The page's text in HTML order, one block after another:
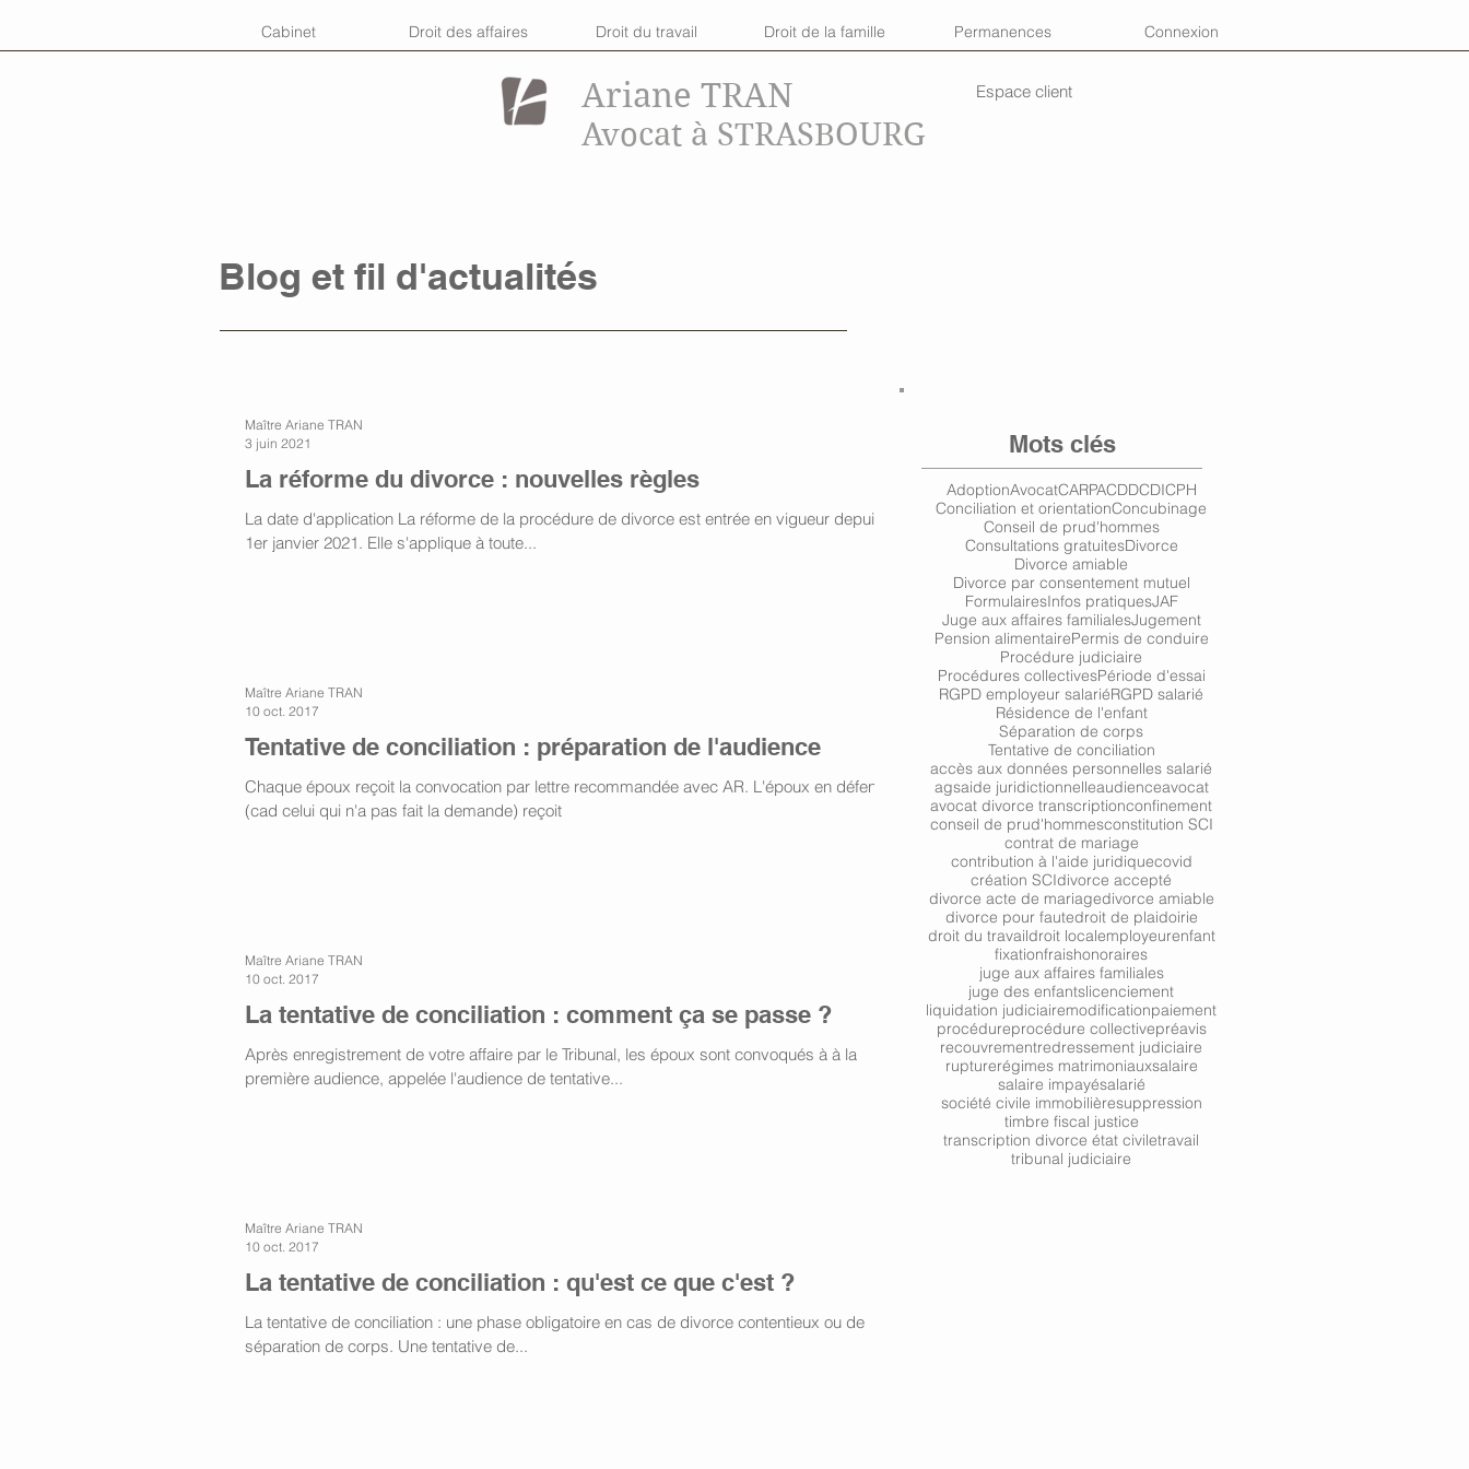
Cabinet Droit des affaires Droit du travail Droit de la famille Permanences Connexion
Ariane TRAN
Avocat à STRASBOURG
Espace client
Blog et fil d'actualités
La réforme du divorce : nouvelles règles
La date d'application La réforme de la procédure de divorce est entrée en vigueur depuis le
1er janvier 2021. Elle s'applique à toute...
Maître Ariane TRAN
3 juin 2021
Tentative de conciliation : préparation de l'audience
Chaque époux reçoit la convocation par lettre recommandée avec AR. L'époux en défense
(cad celui qui n'a pas fait la demande) reçoit
Maître Ariane TRAN
10 oct. 2017
La tentative de conciliation : comment ça se passe ?
Après enregistrement de votre affaire par le Tribunal, les époux sont convoqués à à la
première audience, appelée l'audience de tentative...
Maître Ariane TRAN
10 oct. 2017
La tentative de conciliation : qu'est ce que c'est ?
La tentative de conciliation : une phase obligatoire en cas de divorce contentieux ou de
séparation de corps. Une tentative de...
Maître Ariane TRAN
10 oct. 2017
Mots clés
AdoptionAvocatCARPACDDCDICPH
Conciliation et orientationConcubinage
Conseil de prud'hommes
Consultations gratuitesDivorce
Divorce amiable
Divorce par consentement mutuel
FormulairesInfos pratiquesJAF
Juge aux affaires familialesJugement
Pension alimentairePermis de conduire
Procédure judiciaire
Procédures collectivesPériode d'essai
RGPD employeur salariéRGPD salarié
Résidence de l'enfant
Séparation de corps
Tentative de conciliation
accès aux données personnelles salarié
agsaide juridictionnelleaudienceavocat
avocat divorce transcriptionconfinement
conseil de prud'hommesconstitution SCI
contrat de mariage
contribution à l'aide juridiquecovid
création SCIdivorce accepté
divorce acte de mariagedivorce amiable
divorce pour fautedroit de plaidoirie
droit du travaildroit localemployeurenfant
fixationfraishonoraires
juge aux affaires familiales
juge des enfantslicenciement
liquidation judiciairemodificationpaiement
procédureprocédure collectivepréavis
recouvrementredressement judiciaire
rupturerégimes matrimoniauxsalaire
salaire impayésalarié
société civile immobilièresuppression
timbre fiscal justice
transcription divorce état civiletravail
tribunal judiciaire